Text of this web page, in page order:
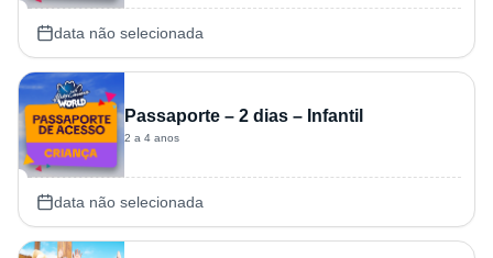
data não selecionada
Passaporte – 2 dias – Infantil
2 a 4 anos
data não selecionada